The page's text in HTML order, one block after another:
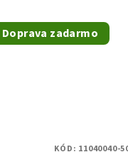
Doprava zadarmo
KÓD: 11040040-